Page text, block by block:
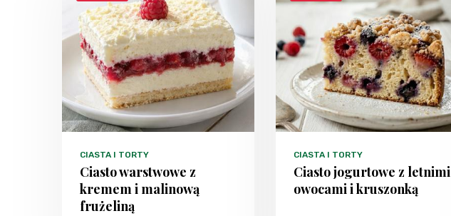
CIASTA I TORTY
Ciasto warstwowe z
kremem i malinową
frużeliną
CIASTA I TORTY
Ciasto jogurtowe z letnimi
owocami i kruszonką